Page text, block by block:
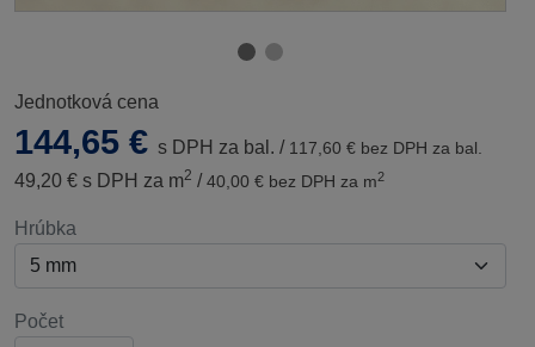
Jednotková cena
144,65 € s DPH za bal. / 117,60 € bez DPH za bal.
49,20 € s DPH za m2 /40,00 € bez DPH za m2
Hrúbka
Počet